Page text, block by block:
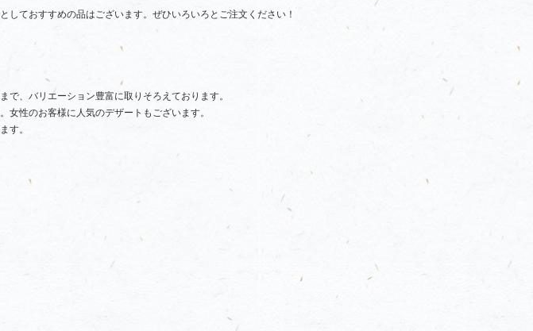
ておすすめの品はございます。ぜひいろいろとご注文ください！
、バリエーション豊富に取りそろえております。
性のお客様に人気のデザートもございます。
す。